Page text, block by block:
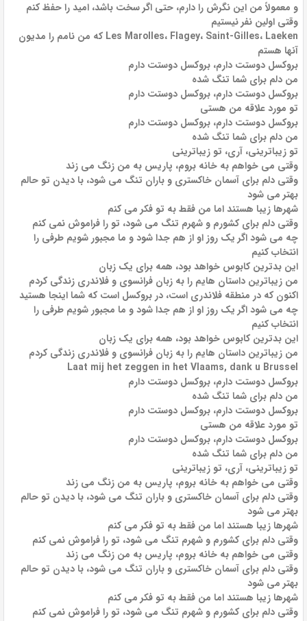
و معمولاً من این نگرش را دارم، حتی اگر سخت باشد، امید را حفظ کنم
وقتی اولین نفر نیستیم
Les Marolles، Flagey، Saint-Gilles، Laeken که من نامم را مدیون
آنها هستم
بروکسل دوستت دارم، بروکسل دوستت دارم
من دلم برای شما تنگ شده
بروکسل دوستت دارم، بروکسل دوستت دارم
تو مورد علاقه من هستی
بروکسل دوستت دارم، بروکسل دوستت دارم
من دلم برای شما تنگ شده
تو زیباترینی، آری، تو زیباترینی
وقتی می خواهم به خانه بروم، پاریس به من زنگ می زند
وقتی دلم برای آسمان خاکستری و باران تنگ می شود، با دیدن تو حالم
بهتر می شود
شهرها زیبا هستند اما من فقط به تو فکر می کنم
وقتی دلم برای کشورم و شهرم تنگ می شود، تو را فراموش نمی کنم
چه می شود اگر یک روز او از هم جدا شود و ما مجبور شویم طرفی را
انتخاب کنیم
این بدترین کابوس خواهد بود، همه برای یک زبان
من زیباترین داستان هایم را به زبان فرانسوی و فلاندری زندگی کردم
اکنون که در منطقه فلاندری است، در بروکسل است که شما اینجا هستید
چه می شود اگر یک روز او از هم جدا شود و ما مجبور شویم طرفی را
انتخاب کنیم
این بدترین کابوس خواهد بود، همه برای یک زبان
من زیباترین داستان هایم را به زبان فرانسوی و فلاندری زندگی کردم
Laat mij het zeggen in het Vlaams, dank u Brussel
بروکسل دوستت دارم، بروکسل دوستت دارم
من دلم برای شما تنگ شده
بروکسل دوستت دارم، بروکسل دوستت دارم
تو مورد علاقه من هستی
بروکسل دوستت دارم، بروکسل دوستت دارم
من دلم برای شما تنگ شده
تو زیباترینی، آری، تو زیباترینی
وقتی می خواهم به خانه بروم، پاریس به من زنگ می زند
وقتی دلم برای آسمان خاکستری و باران تنگ می شود، با دیدن تو حالم
بهتر می شود
شهرها زیبا هستند اما من فقط به تو فکر می کنم
وقتی دلم برای کشورم و شهرم تنگ می شود، تو را فراموش نمی کنم
وقتی می خواهم به خانه بروم، پاریس به من زنگ می زند
وقتی دلم برای آسمان خاکستری و باران تنگ می شود، با دیدن تو حالم
بهتر می شود
شهرها زیبا هستند اما من فقط به تو فکر می کنم
وقتی دلم برای کشورم و شهرم تنگ می شود، تو را فراموش نمی کنم